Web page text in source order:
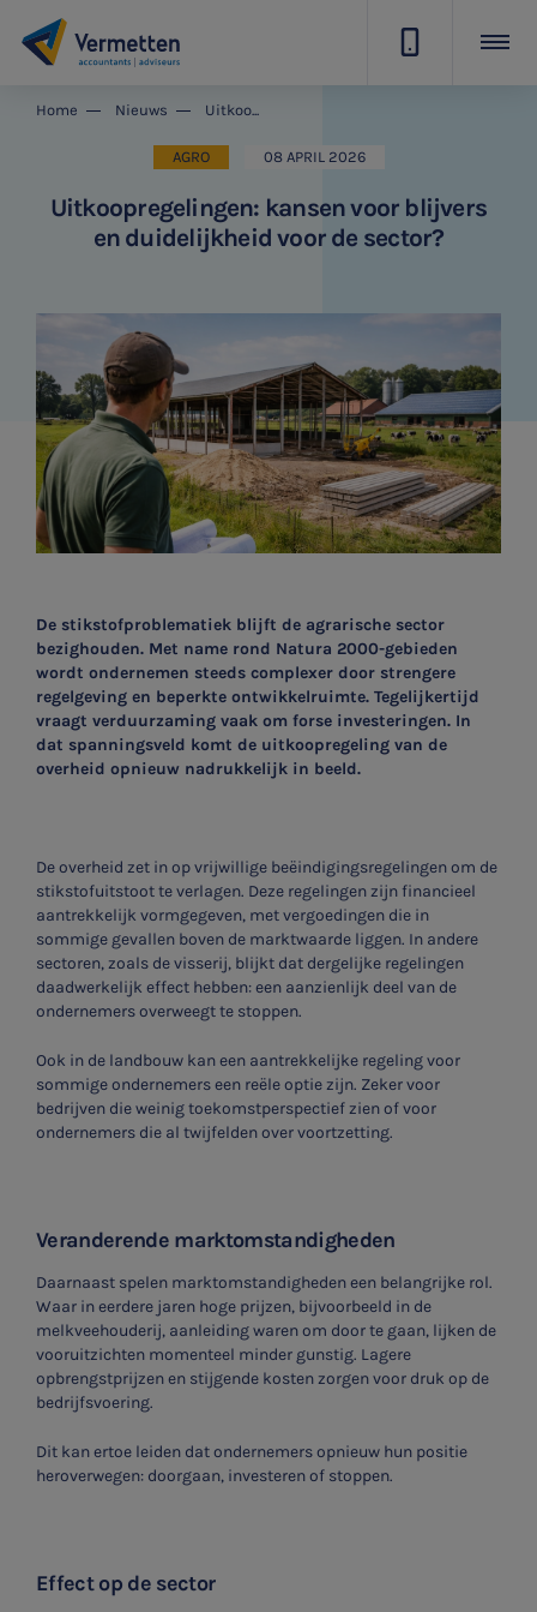
Home Nieuws Uitkoopregelingen: kansen voor blijvers en duidelijkheid voor de sector?
AGRO 08 APRIL 2026
Uitkoopregelingen: kansen voor blijvers
en duidelijkheid voor de sector?
De stikstofproblematiek blijft de agrarische sector
bezighouden. Met name rond Natura 2000-gebieden
wordt ondernemen steeds complexer door strengere
regelgeving en beperkte ontwikkelruimte. Tegelijkertijd
vraagt verduurzaming vaak om forse investeringen. In
dat spanningsveld komt de uitkoopregeling van de
overheid opnieuw nadrukkelijk in beeld.
De overheid zet in op vrijwillige beëindigingsregelingen om de
stikstofuitstoot te verlagen. Deze regelingen zijn financieel
aantrekkelijk vormgegeven, met vergoedingen die in
sommige gevallen boven de marktwaarde liggen. In andere
sectoren, zoals de visserij, blijkt dat dergelijke regelingen
daadwerkelijk effect hebben: een aanzienlijk deel van de
ondernemers overweegt te stoppen.
Ook in de landbouw kan een aantrekkelijke regeling voor
sommige ondernemers een reële optie zijn. Zeker voor
bedrijven die weinig toekomstperspectief zien of voor
ondernemers die al twijfelden over voortzetting.
Veranderende marktomstandigheden
Daarnaast spelen marktomstandigheden een belangrijke rol.
Waar in eerdere jaren hoge prijzen, bijvoorbeeld in de
melkveehouderij, aanleiding waren om door te gaan, lijken de
vooruitzichten momenteel minder gunstig. Lagere
opbrengstprijzen en stijgende kosten zorgen voor druk op de
bedrijfsvoering.
Dit kan ertoe leiden dat ondernemers opnieuw hun positie
heroverwegen: doorgaan, investeren of stoppen.
Effect op de sector